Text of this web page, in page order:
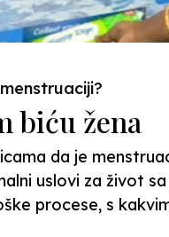
biću žena
da je
uslovi za život
procese, s